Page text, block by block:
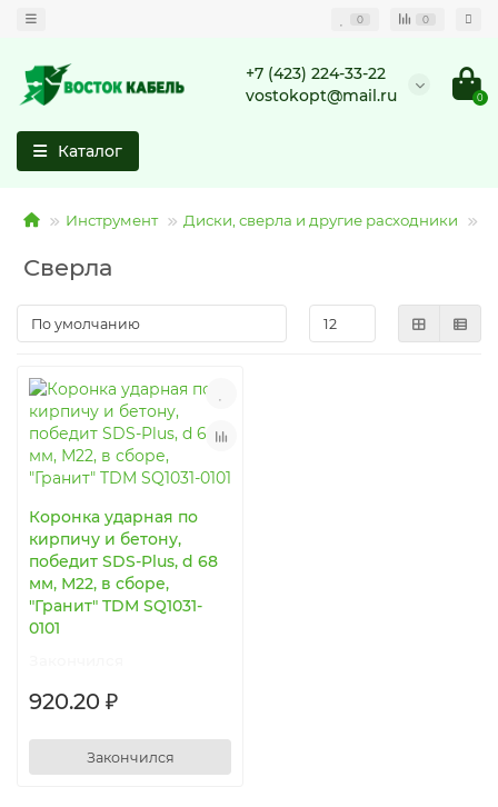
0 0
+7 (423) 224-33-22
vostokopt@mail.ru
0
Каталог
Инструмент Диски, сверла и другие расходники
Сверла
Коронка ударная по
кирпичу и бетону,
победит SDS-Plus, d 68
мм, М22, в сборе,
"Гранит" TDM SQ1031-
0101
920.20 ₽
Закончился